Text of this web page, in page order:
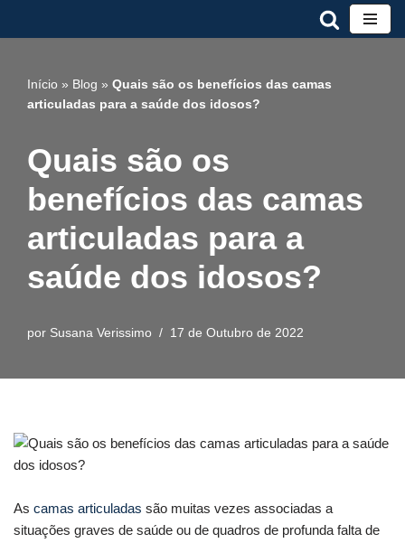
conteúdo
Início » Blog » Quais são os benefícios das camas
articuladas para a saúde dos idosos?
Quais são os
benefícios das camas
articuladas para a
saúde dos idosos?
por Susana Verissimo 17 de Outubro de 2022
As camas articuladas são muitas vezes associadas a
situações graves de saúde ou de quadros de profunda falta de